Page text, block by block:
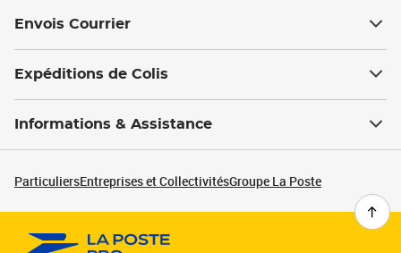
Envois Courrier
Expéditions de Colis
Informations & Assistance
ParticuliersEntreprises et CollectivitésGroupe La Poste